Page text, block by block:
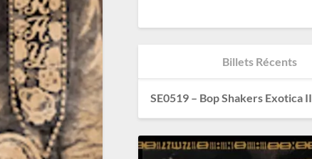
Billets Récents
SE0519 – Bop Shakers Exotica II